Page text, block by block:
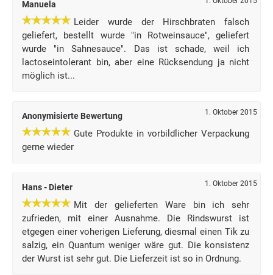
Manuela
Leider wurde der Hirschbraten falsch
geliefert, bestellt wurde "in Rotweinsauce", geliefert
wurde "in Sahnesauce". Das ist schade, weil ich
lactoseintolerant bin, aber eine Rücksendung ja nicht
möglich ist...
Anonymisierte Bewertung 1. Oktober 2015
Gute Produkte in vorbildlicher Verpackung
gerne wieder
Hans - Dieter 1. Oktober 2015
Mit der gelieferten Ware bin ich sehr
zufrieden, mit einer Ausnahme. Die Rindswurst ist
etgegen einer voherigen Lieferung, diesmal einen Tik zu
salzig, ein Quantum weniger wäre gut. Die konsistenz
der Wurst ist sehr gut. Die Lieferzeit ist so in Ordnung.